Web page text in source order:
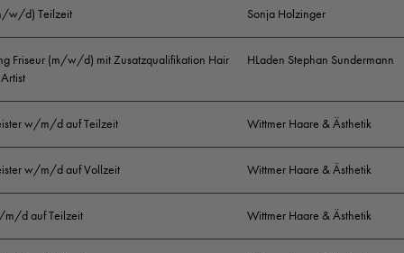
w/d) Teilzeit Sonja Holzinger
Friseur (m/w/d) mit Zusatzqualifikation Hair
HLaden Stephan Sundermann
w/m/d auf Teilzeit Wittmer Haare & Ästhetik
w/m/d auf Vollzeit Wittmer Haare & Ästhetik
m/d auf Teilzeit Wittmer Haare & Ästhetik